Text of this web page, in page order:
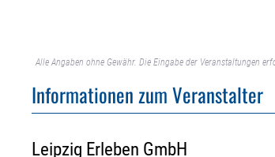
Alle Angaben ohne Gewähr. Die Eingabe der Veranstaltungen
Informationen zum Veranstalter
Leipzig Erleben GmbH